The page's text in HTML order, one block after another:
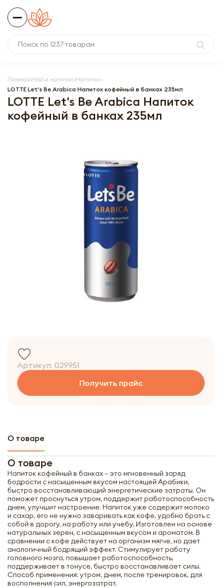
Главная Чай и напитки Напитки
LOTTE Let's Be Arabica Напиток кофейный в банках 235мл
LOTTE Let's Be Arabica Напиток
кофейный в банках 235мл
Артикул: 029951
Получить прайс
О товаре
О товаре
Напиток кофейный в банках – это мгновенный заряд
бодрости с насыщенным вкусом настоящей Арабики,
быстро восстанавливающий энергетические затраты. Он
поможет проснуться утром, поддержит работоспособность
днем, улучшит настроение. Напиток уже содержит молоко
и сахар, его не нужно заваривать как кофе, удобно брать с
собой в дорогу, на работу или учебу. Изготовлен на основе
натуральных зерен, с насыщенным вкусом и ароматом. В
сравнении с кофе действует на организм мягче, но дает
аналогичный бодрящий эффект. Стимулирует работу
головного мозга, повышает работоспособность,
поддерживает в тонусе, быстро восстанавливает силы.
Способ применения: утром, днем, после тренировок, для
восполнения сил, энергозатрат.